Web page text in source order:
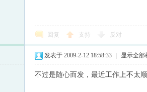
回复 支持 反对
发表于 2009-2-12 18:58:33 显示全部
不过是随心而发，最近工作上不太